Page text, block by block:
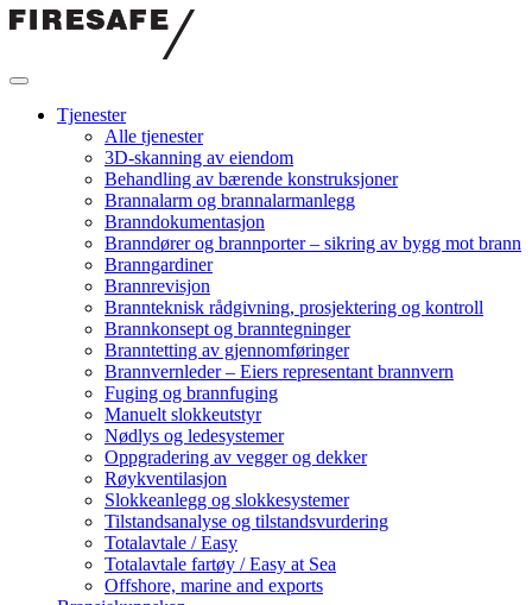
Hopp
Firesafe
Tjenester
Alle tjenester
3D-skanning av eiendom
Behandling av bærende konstruksjoner
Brannalarm og brannalarmanlegg
Branndokumentasjon
Branndører og brannporter – sikring av bygg mot brann
Branngardiner
Brannrevisjon
Brannteknisk rådgivning, prosjektering og kontroll
Brannkonsept og branntegninger
Branntetting av gjennomføringer
Brannvernleder – Eiers representant brannvern
Fuging og brannfuging
Manuelt slokkeutstyr
Nødlys og ledesystemer
Oppgradering av vegger og dekker
Røykventilasjon
Slokkeanlegg og slokkesystemer
Tilstandsanalyse og tilstandsvurdering
Totalavtale / Easy
Totalavtale fartøy / Easy at Sea
Offshore, marine and exports